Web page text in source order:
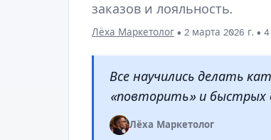
заказов и лояльность.
Лёха Маркетолог • 2 марта 2026 г. •
Все научились делать
«повторить» и быстрых
Лёха Маркетолог